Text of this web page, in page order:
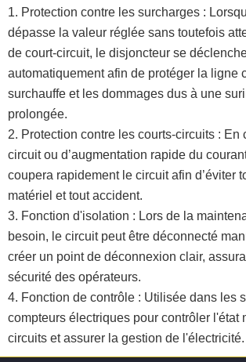
1. Protection contre les surcharges :
dépasse la valeur réglée sans toutefois
de court-circuit, le disjoncteur se
automatiquement afin de protéger la ligne
surchauffe et les dommages dus à une
prolongée.
2. Protection contre les courts-circuits : En
circuit ou d’augmentation rapide du
coupera rapidement le circuit afin d’éviter
matériel et tout accident.
3. Fonction d'isolation : Lors de la
besoin, le circuit peut être déconnecté
créer un point de déconnexion clair,
sécurité des opérateurs.
4. Fonction de contrôle : Utilisée dans les
compteurs électriques pour contrôler l'état
circuits et assurer la gestion de l'électricité.